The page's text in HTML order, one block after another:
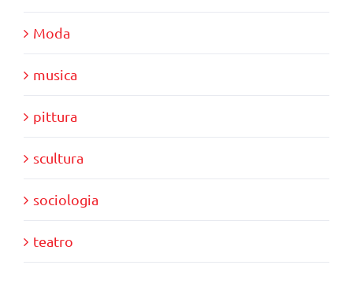
Moda
musica
pittura
scultura
sociologia
teatro